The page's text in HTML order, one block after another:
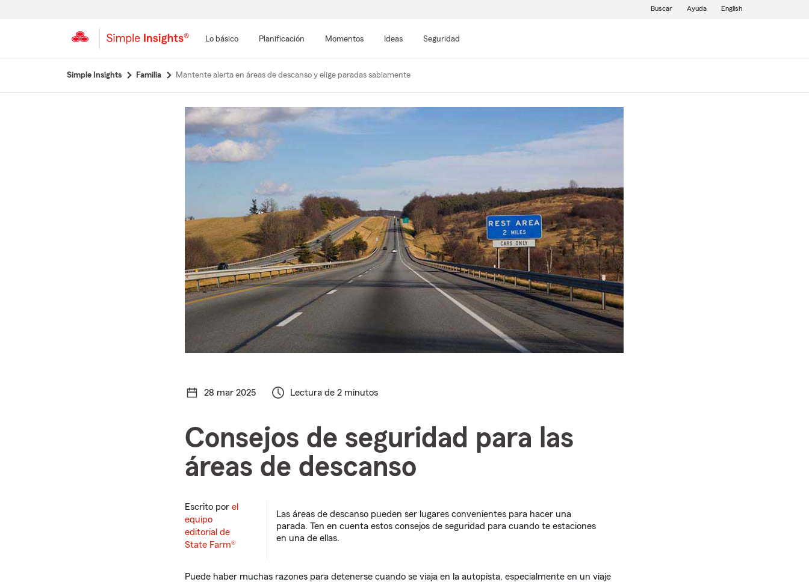
Lo básico Planificación Momentos Ideas Seguridad
Buscar Ayuda English
Simple Insights Familia Mantente alerta en áreas de descanso y elige paradas sabiamente
28 mar 2025 Lectura de 2 minutos
Consejos de seguridad para las
áreas de descanso
Escrito por el
equipo
editorial de
State Farm®
Las áreas de descanso pueden ser lugares convenientes para hacer una
parada. Ten en cuenta estos consejos de seguridad para cuando te estaciones
en una de ellas.
Puede haber muchas razones para detenerse cuando se viaja en la autopista, especialmente en un viaje